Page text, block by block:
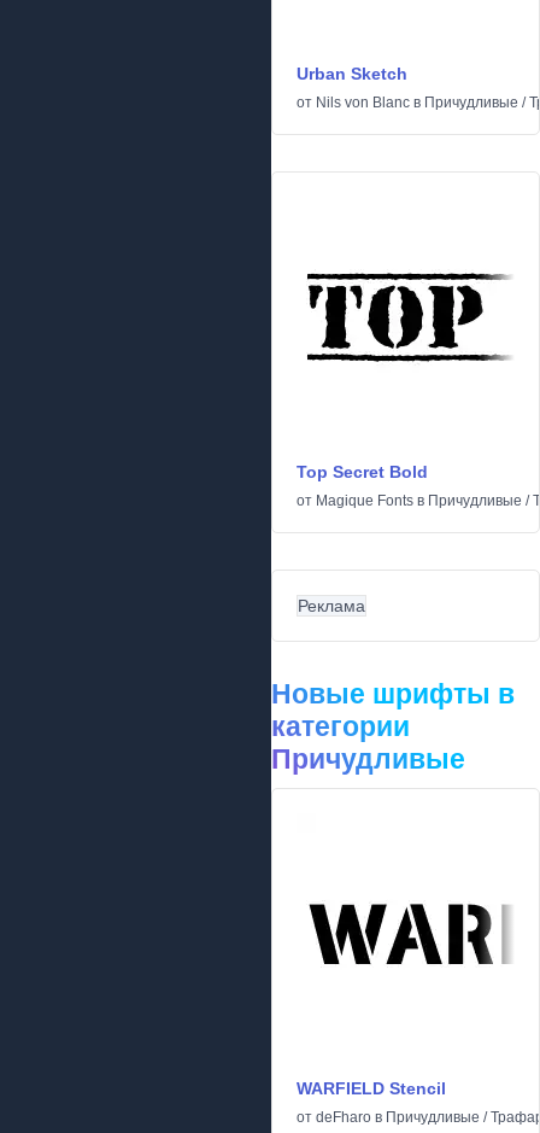
Urban Sketch
от Nils von Blanc в Причудливые /
Top Secret Bold
от Magique Fonts в Причудливые /
Реклама
Новые шрифты в
категории
Причудливые
WARFIELD Stencil
от deFharo в Причудливые /